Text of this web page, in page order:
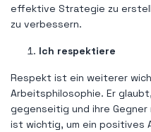
effektive Strategie zu
zu verbessern.
Ich respektiere
Respekt ist ein weiterer
Arbeitsphilosophie. Er
gegenseitig und ihre
ist wichtig, um ein positives